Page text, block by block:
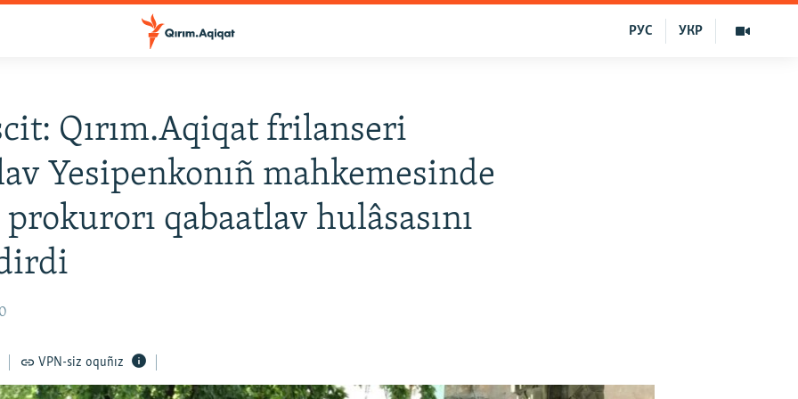
УКР
РУС
Qırım.Aqiqat frilanseri
Yesipenkonıñ mahkemesinde
qabaatlav hulâsasını
VPN-siz oquñız